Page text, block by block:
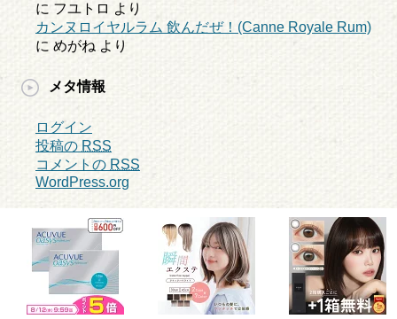
に フユトロ より
カンヌロイヤルラム 飲んだぜ！(Canne Royale Rum)
に めがね より
メタ情報
ログイン
投稿の RSS
コメントの RSS
WordPress.org